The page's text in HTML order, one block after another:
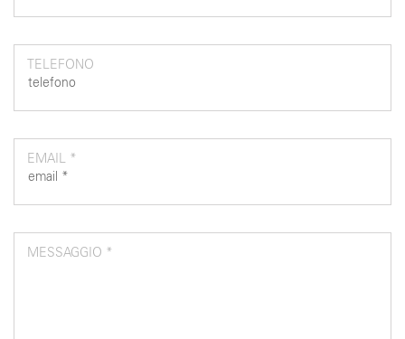
TELEFONO
EMAIL *
MESSAGGIO *